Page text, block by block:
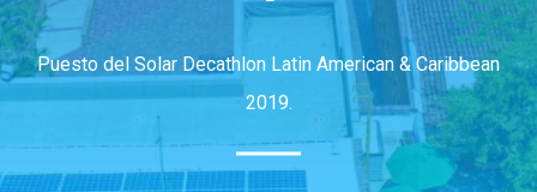
Puesto del Solar Decathlon Latin American & Caribbean
2019.